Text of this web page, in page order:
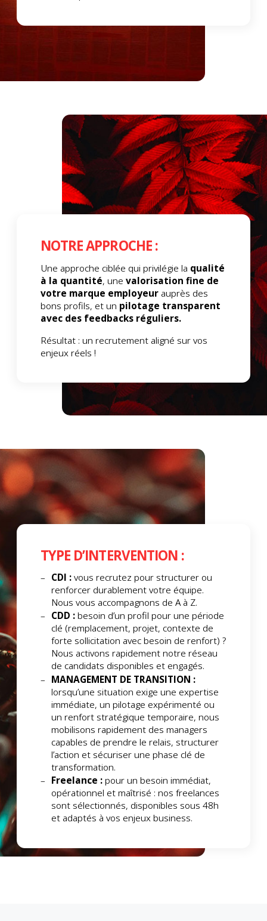
NOTRE APPROCHE :
Une approche ciblée qui privilégie la qualité
à la quantité, une valorisation fine de
votre marque employeurauprès des
bons profils, et un pilotage transparent
avec des feedbacks réguliers.
Résultat : un recrutement aligné sur vos
enjeux réels !
TYPE D’INTERVENTION :
CDI :vous recrutez pour structurer ou
renforcer durablement votre équipe.
Nous vous accompagnons de A à Z.
CDD :besoin d’un profil pour une période
clé (remplacement, projet, contexte de
forte sollicitation avec besoin de renfort) ?
Nous activons rapidement notre réseau
de candidats disponibles et engagés.
MANAGEMENT DE TRANSITION :
lorsqu’une situation exige une expertise
immédiate, un pilotage expérimenté ou
un renfort stratégique temporaire, nous
mobilisons rapidement des managers
capables de prendre le relais, structurer
l’action et sécuriser une phase clé de
transformation.
Freelance :pour un besoin immédiat,
opérationnel et maîtrisé : nos freelances
sont sélectionnés, disponibles sous 48h
et adaptés à vos enjeux business.